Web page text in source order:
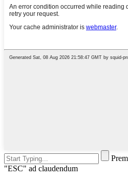
"ESC" ad claudendum